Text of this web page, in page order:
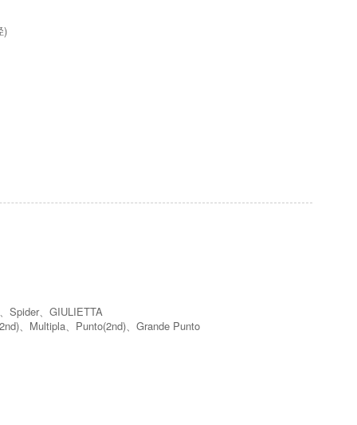
)
Spider、GIULIETTA
、Multipla、Punto(2nd)、Grande Punto